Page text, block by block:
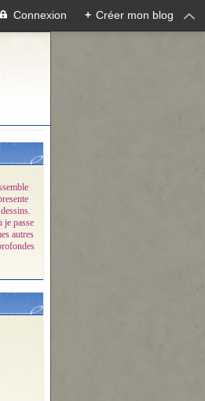
Connexion + Créer mon blog
je passe
autres